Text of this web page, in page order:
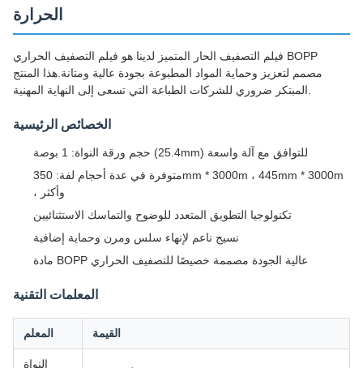
الحرارة
فيلم التصفيف الحار المتميز لدينا هو فيلم التصفيف الحراري BOPP
مصمم لتعزيز وحماية المواد المطبوعة بجودة عالية ومتانة.هذا المنتج
الخصائص الرئيسية
حجم ورقة النواة: 1 بوصة (25.4mm) للتوافق مع آلة واسعة
متوفرة في عدة أحجام لفة: 350mm * 3000m ، 445mm * 3000m
، وأكثر
تكنولوجيا التطويق المتعدد للوضوح والتماسك الاستثنائيين
نسيج ناعم لإنهاء سلس ومرن وحماية إضافية
مادة BOPP عالية الجودة مصممة خصيصًا للتصفيف الحراري
المعلمات التقنية
المعلم القيمة
النواة